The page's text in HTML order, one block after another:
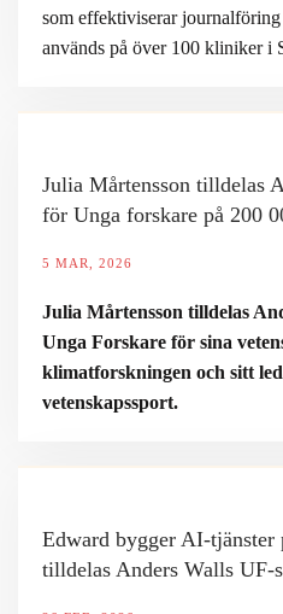
som effektiviserar
används på över 100 kliniker i
Julia Mårtensson tilldelas
för Unga forskare på 200
5 MAR, 2026
Julia Mårtensson tilldelas
Unga Forskare för sina
klimatforskningen och sitt
vetenskapssport.
Edward bygger AI-tjänster
tilldelas Anders Walls UF-